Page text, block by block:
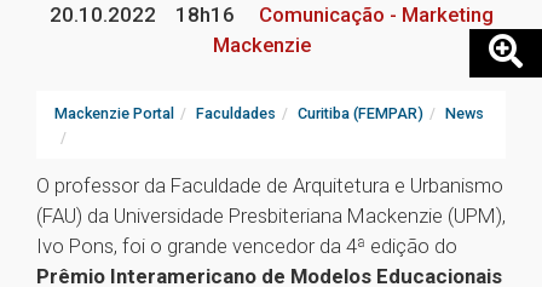
20.10.2022
18h16
Comunicação - Marketing
Mackenzie
Mackenzie Portal Faculdades Curitiba (FEMPAR) News
O professor da Faculdade de Arquitetura e Urbanismo
(FAU) da Universidade Presbiteriana Mackenzie (UPM),
Ivo Pons, foi o grande vencedor da 4ª edição do
Prêmio Interamericano de Modelos Educacionais